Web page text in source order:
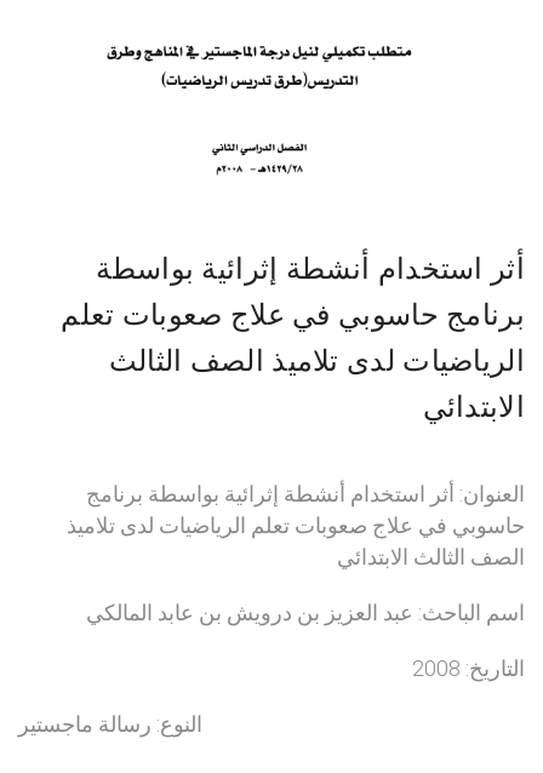
أثر استخدام أنشطة إثرائية بواسطة
برنامج حاسوبي في علاج صعوبات تعلم
الرياضيات لدى تلاميذ الصف الثالث
الابتدائي
العنوان: أثر استخدام أنشطة إثرائية بواسطة برنامج
حاسوبي في علاج صعوبات تعلم الرياضيات لدى تلاميذ
الصف الثالث الابتدائي
اسم الباحث: عبد العزيز بن درويش بن عابد المالكي
التاريخ: 2008
النوع: رسالة ماجستير